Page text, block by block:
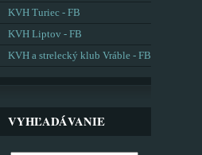
KVH Turiec - FB
KVH Liptov - FB
KVH a strelecký klub Vráble - FB
VYHĽADÁVANIE